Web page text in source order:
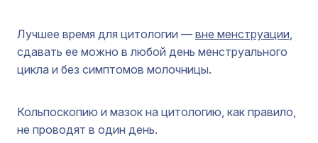
Лучшее время для цитологии — вне менструации,
сдавать ее можно в любой день менструального
цикла и без симптомов молочницы.
Кольпоскопию и мазок на цитологию, как правило,
не проводят в один день.